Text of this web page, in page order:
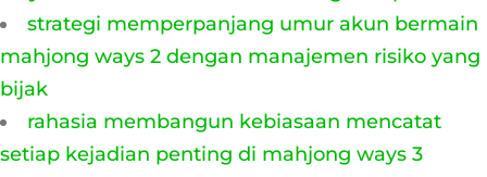
strategi memperpanjang umur akun bermain
mahjong ways 2 dengan manajemen risiko yang
bijak
rahasia membangun kebiasaan mencatat
setiap kejadian penting di mahjong ways 3